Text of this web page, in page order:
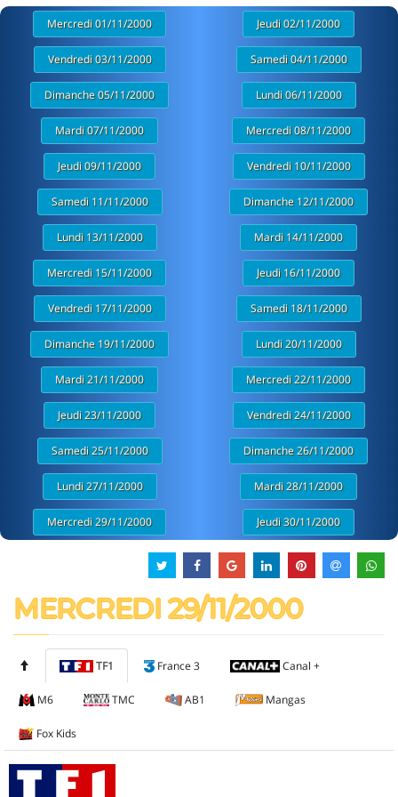
Mercredi 01/11/2000 Jeudi 02/11/2000
Vendredi 03/11/2000 Samedi 04/11/2000
Dimanche 05/11/2000 Lundi 06/11/2000
Mardi 07/11/2000 Mercredi 08/11/2000
Jeudi 09/11/2000 Vendredi 10/11/2000
Samedi 11/11/2000 Dimanche 12/11/2000
Lundi 13/11/2000 Mardi 14/11/2000
Mercredi 15/11/2000 Jeudi 16/11/2000
Vendredi 17/11/2000 Samedi 18/11/2000
Dimanche 19/11/2000 Lundi 20/11/2000
Mardi 21/11/2000 Mercredi 22/11/2000
Jeudi 23/11/2000 Vendredi 24/11/2000
Samedi 25/11/2000 Dimanche 26/11/2000
Lundi 27/11/2000 Mardi 28/11/2000
Mercredi 29/11/2000 Jeudi 30/11/2000
MERCREDI 29/11/2000
TF1 France 3 Canal +
M6 TMC AB1 Mangas
Fox Kids